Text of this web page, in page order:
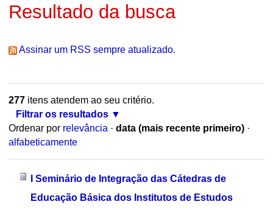
Resultado da busca
Assinar um RSS sempre atualizado.
277itens atendem ao seu critério.
Filtrar os resultados
Ordenar por relevância · data (mais recente primeiro) ·
alfabeticamente
I Seminário de Integração das Cátedras de
Educação Básica dos Institutos de Estudos